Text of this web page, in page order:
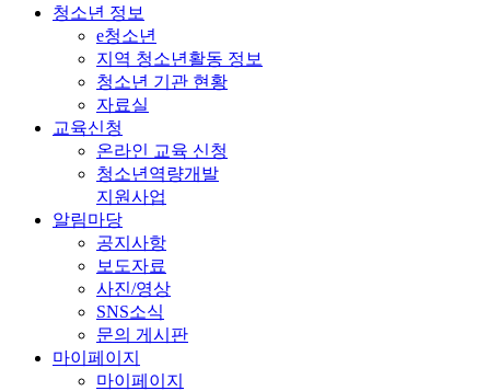
청소년 정보
e청소년
지역 청소년활동 정보
청소년 기관 현황
자료실
교육신청
온라인 교육 신청
청소년역량개발
지원사업
알림마당
공지사항
보도자료
사진/영상
SNS소식
문의 게시판
마이페이지
마이페이지